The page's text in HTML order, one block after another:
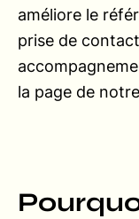
améliore le
prise de
la page de